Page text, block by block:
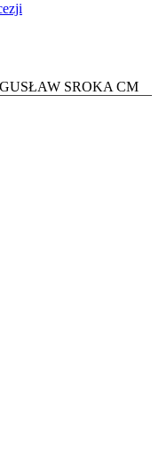
SROKA CM